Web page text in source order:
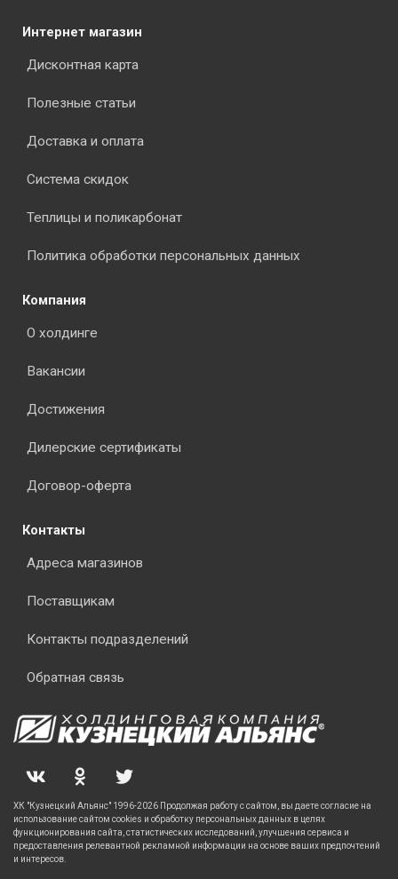
Интернет магазин
Дисконтная карта
Полезные статьи
Доставка и оплата
Система скидок
Теплицы и поликарбонат
Политика обработки персональных данных
Компания
О холдинге
Вакансии
Достижения
Дилерские сертификаты
Договор-оферта
Контакты
Адреса магазинов
Поставщикам
Контакты подразделений
Обратная связь
ХК "Кузнецкий Альянс" 1996-2026 Продолжая работу с сайтом, вы даете согласие на
использование сайтом cookies и обработку персональных данных в целях
функционирования сайта, статистических исследований, улучшения сервиса и
предоставления релевантной рекламной информации на основе ваших предпочтений
и интересов.